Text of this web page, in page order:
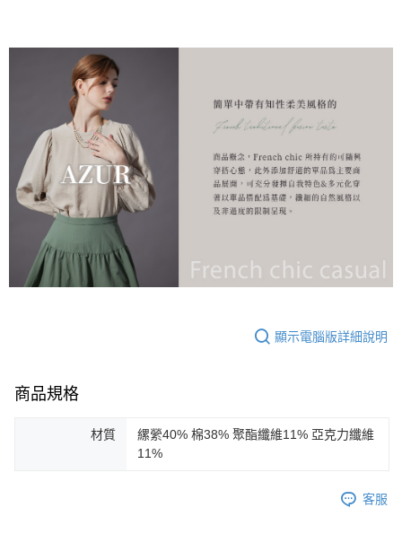
顯示電腦版詳細說明
商品規格
材質
縲縈40% 棉38% 聚酯纖維11% 亞克力纖維
11%
客服